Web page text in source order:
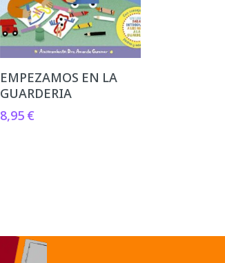
EMPEZAMOS EN LA
GUARDERIA
8,95 €